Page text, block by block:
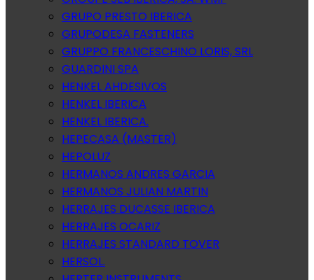
GRUPO PRESTO IBERICA
GRUPODESA FASTENERS
GRUPPO FRANCESCHINO LORIS, SRL
GUARDINI SPA
HENKEL AHDESIVOS
HENKEL IBERICA
HENKEL IBERICA.
HEPECASA (MASTER)
HEPOLUZ
HERMANOS ANDRES GARCIA
HERMANOS JULIAN MARTIN
HERRAJES DUCASSE IBERICA
HERRAJES OCARIZ
HERRAJES STANDARD TOVER
HERSOL.